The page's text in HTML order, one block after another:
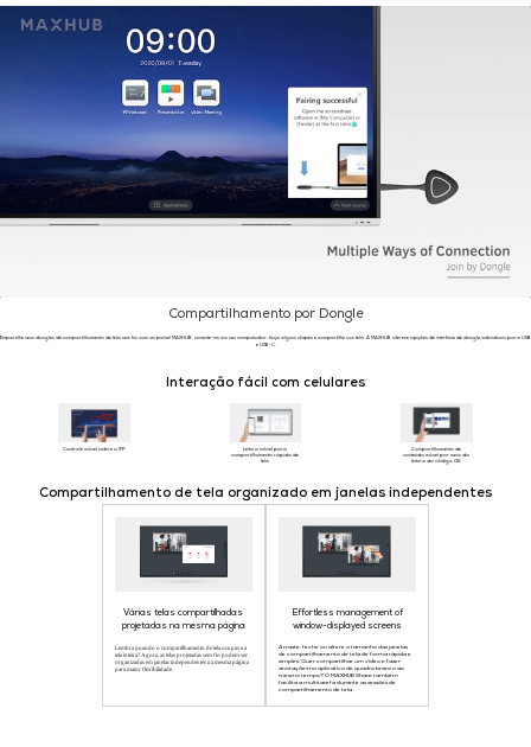
Compartilhamento por Dongle
Emparelhe seus dongles de compartilhamento de tela sem fio com um painel MAXHUB, conecte-os ao seu computador, faça alguns cliques e compartilhe sua tela. A MAXHUB oferece opções de interface de dongle individuais para USB
e USB-C.
Interação fácil com celulares
Controle móvel sobre o IFP
Leitura móvel para
compartilhamento rápido de
tela
Compartilhamento de
conteúdo móvel por meio da
leitura do código QR
Compartilhamento de tela organizado em janelas independentes
Várias telas compartilhadas
projetadas na mesma página
Lembra quando o compartilhamento de tela ocupava a
tela inteira? Agora, as telas projetadas sem fio podem ser
organizadas em janelas independentes na mesma página
para maior flexibilidade.
Effortless management of
window-displayed screens
Arraste, feche ou altere o tamanho das janelas
de compartilhamento de tela de forma rápida e
simples. Quer compartilhar um vídeo e fazer
anotações no aplicativo de quadro branco ao
mesmo tempo? O MAXHUB Share também
facilita a multitarefa durante as sessões de
compartilhamento de tela.